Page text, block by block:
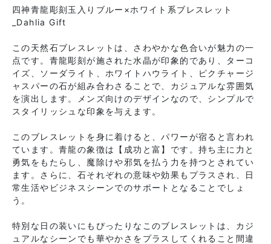
四神青龍彫刻玉入りブルー×ホワイト系ブレスレット
_Dahlia Gift
この天然石ブレスレットは、さわやかな色合いが魅力の一
点です。青龍彫刻が施された水晶が印象的であり、ターコ
イズ、ソーダライト、ホワイトハウライト、ピクチャージ
ャスパーの石が組み合わさることで、カジュアルな雰囲気
を演出します。メンズ向けのデザインなので、シンプルで
スタイリッシュな印象を与えます。
このブレスレットを身に着けると、パワーが宿ると言われ
ています。青龍の象徴は【成功と富】です。持ち主に力と
勇気をもたらし、魔除けや邪気を払う力を持つとされてい
ます。さらに、石それぞれの意味や効果もプラスされ、日
常生活やビジネスシーンでのサポートとなることでしょ
う。
特別な日の装いにもぴったりなこのブレスレットは、カジ
ュアルなシーンでも華やかさをプラスしてくれること間違